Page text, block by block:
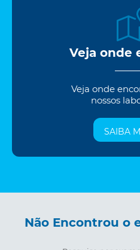
Veja onde
Veja onde
nossos
SAIBA
Não Encontrou o